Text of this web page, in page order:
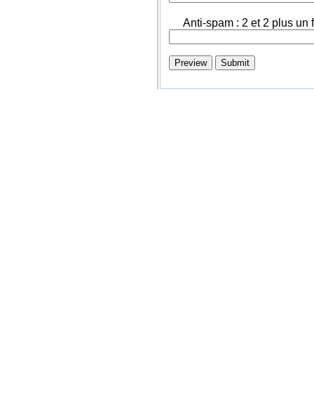
Anti-spam : 2 et 2 plus